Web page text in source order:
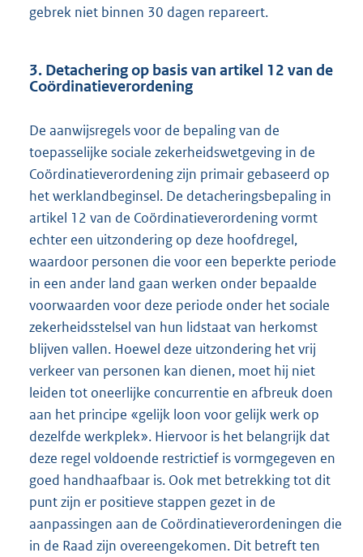
gebrek niet binnen 30 dagen repareert.
3. Detachering op basis van artikel 12 van de
Coördinatieverordening
De aanwijsregels voor de bepaling van de
toepasselijke sociale zekerheidswetgeving in de
Coördinatieverordening zijn primair gebaseerd op
het werklandbeginsel. De detacheringsbepaling in
artikel 12 van de Coördinatieverordening vormt
echter een uitzondering op deze hoofdregel,
waardoor personen die voor een beperkte periode
in een ander land gaan werken onder bepaalde
voorwaarden voor deze periode onder het sociale
zekerheidsstelsel van hun lidstaat van herkomst
blijven vallen. Hoewel deze uitzondering het vrij
verkeer van personen kan dienen, moet hij niet
leiden tot oneerlijke concurrentie en afbreuk doen
aan het principe «gelijk loon voor gelijk werk op
dezelfde werkplek». Hiervoor is het belangrijk dat
deze regel voldoende restrictief is vormgegeven en
goed handhaafbaar is. Ook met betrekking tot dit
punt zijn er positieve stappen gezet in de
aanpassingen aan de Coördinatieverordeningen die
in de Raad zijn overeengekomen. Dit betreft ten